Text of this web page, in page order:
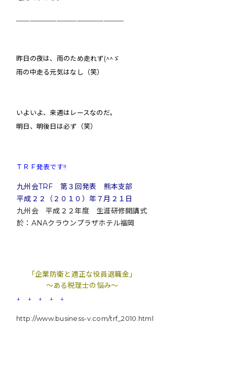
昨日の夜は、雨のため走れず(^^ゞ
雨の中走る元気はなし（笑）
いよいよ、来週はレースなのだ。
明日、明後日は必ず（笑）
ＴＲＦ発表です!!
九州会TRF 第３回発表 熊本支部
平成２２（２０１０）年７月２１日
九州会 平成２２年度 生涯研修開講式
於：ANAクラウンプラザホテル福岡
「企業防衛と適正な役員退職金」
〜ある税理士の悩み〜
↓ ↓ ↓ ↓ ↓
http://www.business-v.com/trf_2010.html